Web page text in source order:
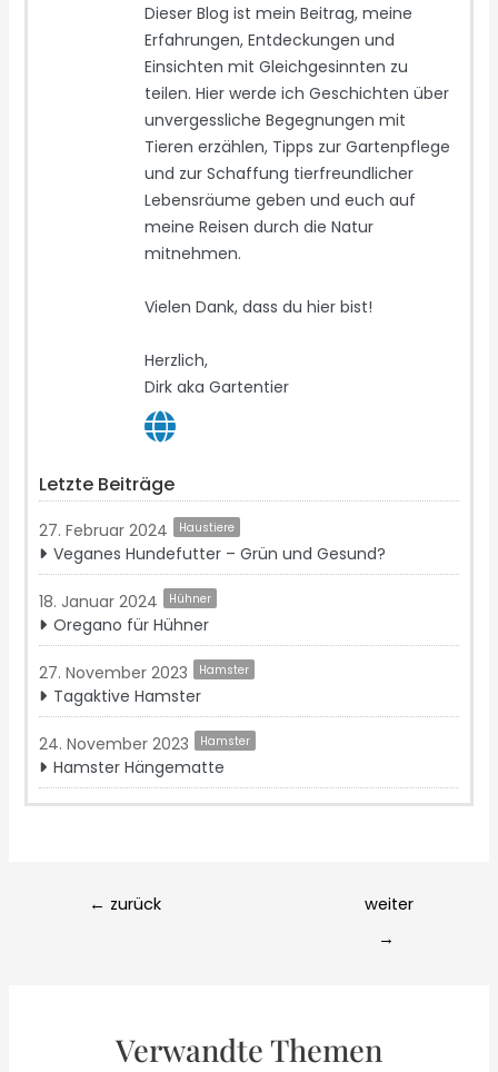
Dieser Blog ist mein Beitrag, meine
Erfahrungen, Entdeckungen und
Einsichten mit Gleichgesinnten zu
teilen. Hier werde ich Geschichten über
unvergessliche Begegnungen mit
Tieren erzählen, Tipps zur Gartenpflege
und zur Schaffung tierfreundlicher
Lebensräume geben und euch auf
meine Reisen durch die Natur
mitnehmen.
Vielen Dank, dass du hier bist!
Herzlich,
Dirk aka Gartentier
Letzte Beiträge
27. Februar 2024 Haustiere
Veganes Hundefutter – Grün und Gesund?
18. Januar 2024 Hühner
Oregano für Hühner
27. November 2023 Hamster
Tagaktive Hamster
24. November 2023 Hamster
Hamster Hängematte
← zurück
weiter
→
Verwandte Themen